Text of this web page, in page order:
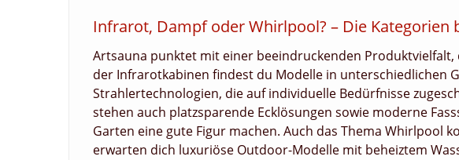
Infrarot, Dampf oder Whirlpool? – Die Kategorien
Artsauna punktet mit einer beeindruckenden Produktvielfalt,
der Infrarotkabinen findest du Modelle in unterschiedlichen
Strahlertechnologien, die auf individuelle Bedürfnisse
stehen auch platzsparende Ecklösungen sowie moderne
Garten eine gute Figur machen. Auch das Thema Whirlpool
erwarten dich luxuriöse Outdoor-Modelle mit beheiztem